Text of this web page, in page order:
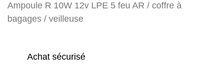
Ampoule R 10W 12v LPE 5 feu AR / coffre à
bagages / veilleuse
Achat sécurisé